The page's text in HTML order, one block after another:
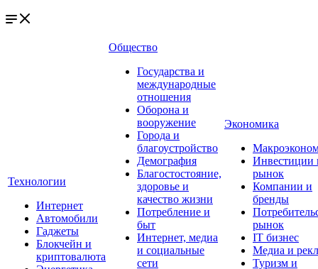
Технологии
Интернет
Автомобили
Гаджеты
Блокчейн и
криптовалюта
Общество
Государства и
международные
отношения
Оборона и
вооружение
Города и
благоустройство
Демография
Благостостояние,
здоровье и
качество жизни
Потребление и
быт
Интернет, медиа
и социальные
сети
Экономика
Инвестиции
рынок
Компании и
бренды
рынок
IT бизнес
Медиа и
Туризм и